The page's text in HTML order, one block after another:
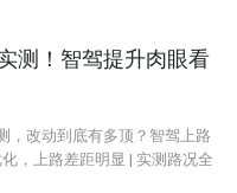
测！智驾提升肉眼看
，改动到底有多顶？智驾上路
，上路差距明显 | 实测路况全